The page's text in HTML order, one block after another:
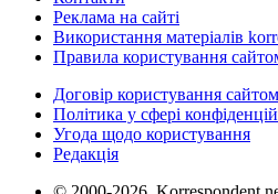
Реклама на сайті
Використання матеріалів
Правила користування
Договір користування сайтом
Політика у сфері
Угода щодо користування
Редакція